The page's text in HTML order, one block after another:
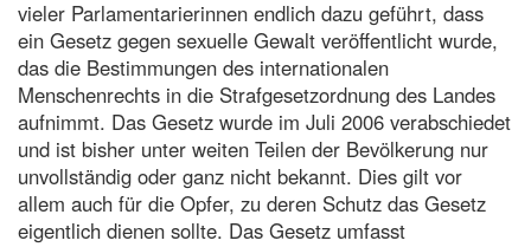
vieler Parlamentarierinnen endlich dazu geführt, dass
ein Gesetz gegen sexuelle Gewalt veröffentlicht wurde,
das die Bestimmungen des internationalen
Menschenrechts in die Strafgesetzordnung des Landes
aufnimmt. Das Gesetz wurde im Juli 2006 verabschiedet
und ist bisher unter weiten Teilen der Bevölkerung nur
unvollständig oder ganz nicht bekannt. Dies gilt vor
allem auch für die Opfer, zu deren Schutz das Gesetz
eigentlich dienen sollte. Das Gesetz umfasst